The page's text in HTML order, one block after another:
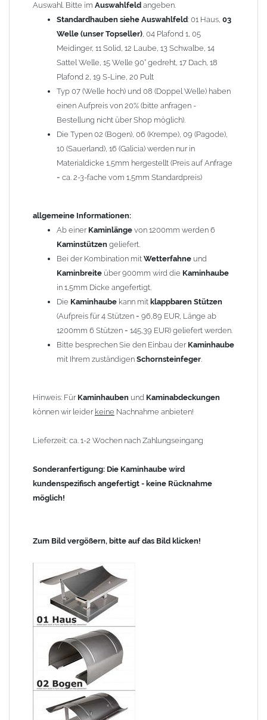
Hinweis: FürKaminhaubenundKaminabdeckungenkönnen wir
Nachnahme anbieten!
Lieferzeit: ca. 1-2 Wochen nach Zahlungseingang
Sonderanfertigung: Die Kaminhaube wird kundenspezifisch
angefertigt - keine Rücknahme möglich!
Zum Bild vergößern, bitte auf das Bild klicken!
Auswahl. Bitte im Auswahlfeld angeben.
Standardhauben siehe Auswahlfeld: 01 Haus, 03
Welle (unser Topseller), 04 Plafond 1, 05
Meidinger, 11 Solid, 12 Laube, 13 Schwalbe, 14
Sattel Welle, 15 Welle 90° gedreht, 17 Dach, 18
Plafond 2, 19 S-Line, 20 Pult
Typ 07 (Welle hoch) und 08 (Doppel Welle) haben
einen Aufpreis von 20% (bitte anfragen -
Bestellung nicht über Shop möglich).
Die Typen 02 (Bogen), 06 (Krempe), 09 (Pagode),
10 (Sauerland), 16 (Galicia) werden nur in
Materialdicke 1,5mm hergestellt (Preis auf Anfrage
= ca. 2-3-fache vom 1,5mm Standardpreis)
allgemeine Informationen:
Ab einer Kaminlänge von 1200mm werden 6
Kaminstützen geliefert.
Bei der Kombination mit Wetterfahne und
Kaminbreite über 900mm wird die Kaminhaube
in 1,5mm Dicke angefertigt.
Die Kaminhaube kann mit klappbaren Stützen
(Aufpreis für 4 Stützen = 96,89 EUR, Länge ab
1200mm 6 Stützen = 145,39 EUR) geliefert werden.
Bitte besprechen Sie den Einbau der Kaminhaube
mit Ihrem zuständigen Schornsteinfeger.
Hinweis: Für Kaminhauben und Kaminabdeckungen
können wir leider keine Nachnahme anbieten!
Lieferzeit: ca. 1-2 Wochen nach Zahlungseingang
Sonderanfertigung: Die Kaminhaube wird
kundenspezifisch angefertigt - keine Rücknahme
möglich!
Zum Bild vergößern, bitte auf das Bild klicken!